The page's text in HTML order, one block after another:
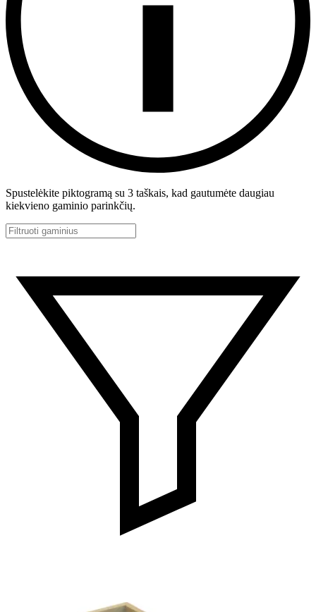
Spustelėkite piktogramą su 3 taškais, kad gautumėte daugiau
kiekvieno gaminio parinkčių.